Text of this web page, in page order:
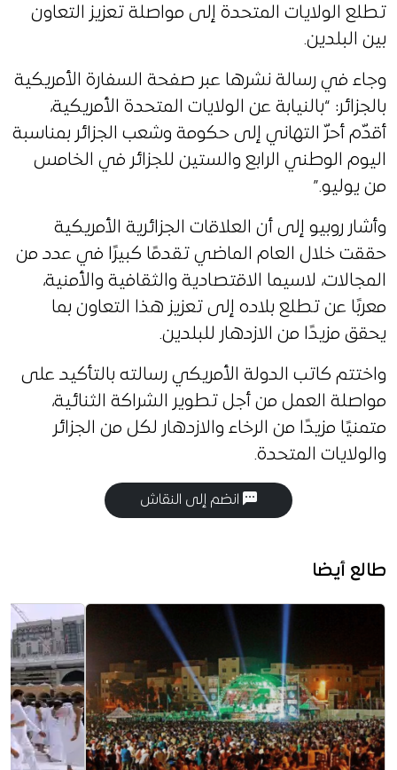
تطلع الولايات المتحدة إلى مواصلة تعزيز التعاون
بين البلدين.
وجاء في رسالة نشرها عبر صفحة السفارة الأمريكية
بالجزائر: “بالنيابة عن الولايات المتحدة الأمريكية،
أقدّم أحرّ التهاني إلى حكومة وشعب الجزائر بمناسبة
اليوم الوطني الرابع والستين للجزائر في الخامس
من يوليو.”
وأشار روبيو إلى أن العلاقات الجزائرية الأمريكية
حققت خلال العام الماضي تقدمًا كبيرًا في عدد من
المجالات، لاسيما الاقتصادية والثقافية والأمنية،
معربًا عن تطلع بلاده إلى تعزيز هذا التعاون بما
يحقق مزيدًا من الازدهار للبلدين.
واختتم كاتب الدولة الأمريكي رسالته بالتأكيد على
مواصلة العمل من أجل تطوير الشراكة الثنائية،
متمنيًا مزيدًا من الرخاء والازدهار لكل من الجزائر
والولايات المتحدة.
انضم إلى النقاش
طالع أيضا